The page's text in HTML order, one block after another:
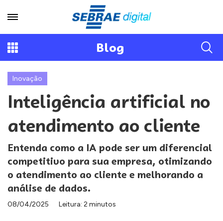
Blog
Inovação
Inteligência artificial no
atendimento ao cliente
Entenda como a IA pode ser um diferencial
competitivo para sua empresa, otimizando
o atendimento ao cliente e melhorando a
análise de dados.
08/04/2025 Leitura: 2 minutos